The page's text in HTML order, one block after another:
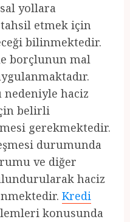
yollara
tahsil etmek için
bilinmektedir.
borçlunun mal
nedeniyle haciz
belirli
gerekmektedir.
durumunda
ve diğer
haciz
Kredi
konusunda